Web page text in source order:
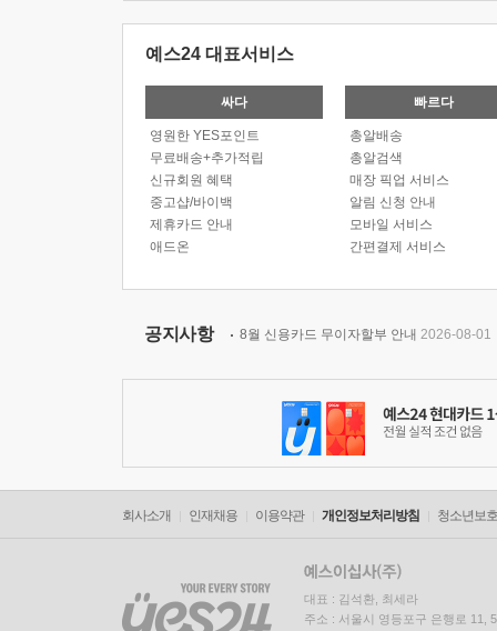
예스24 대표서비스
싸다
영원한 YES포인트
무료배송+추가적립
신규회원 혜택
중고샵/바이백
제휴카드 안내
애드온
빠르다
총알배송
총알검색
매장 픽업 서비스
알림 신청 안내
모바일 서비스
간편결제 서비스
공지사항 8월 신용카드 무이자할부 안내 2026-08-01
회사소개 인재채용 이용약관 개인정보처리방침 청소년보
대표 : 김석환, 최세라
주소 : 서울시 영등포구 은행로 11,